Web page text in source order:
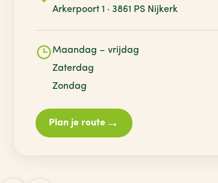
Arkerpoort 1 · 3861 PS Nijkerk
Maandag – vrijdag
Zaterdag
Zondag
Plan je route →